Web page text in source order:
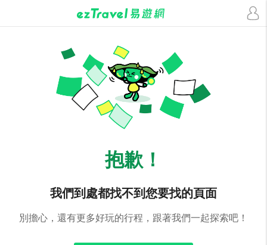
抱歉！
我們到處都找不到您要找的頁面
別擔心，還有更多好玩的行程，跟著我們一起探索吧！